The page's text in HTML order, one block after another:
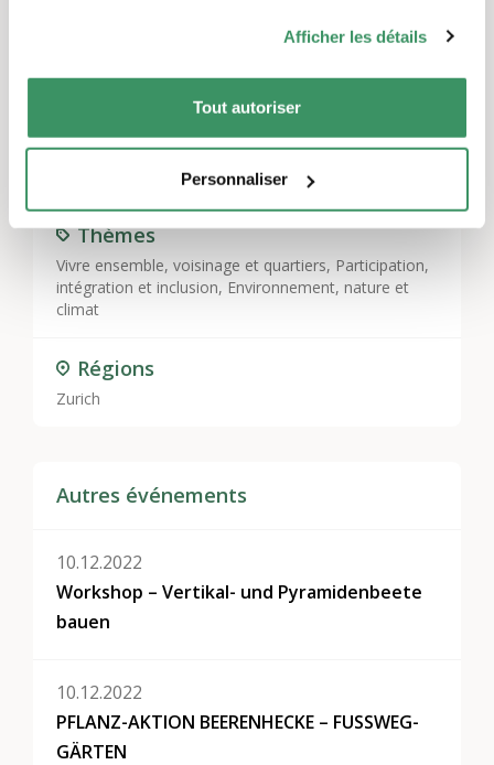
Afficher les détails
Tout autoriser
Personnaliser
Thèmes
Vivre ensemble, voisinage et quartiers, Participation,
intégration et inclusion, Environnement, nature et
climat
Régions
Zurich
Autres événements
10.12.2022
Workshop – Vertikal- und Pyramidenbeete
bauen
10.12.2022
PFLANZ-AKTION BEERENHECKE – FUSSWEG-
GÄRTEN
Vous devezvous connecterpour publier un